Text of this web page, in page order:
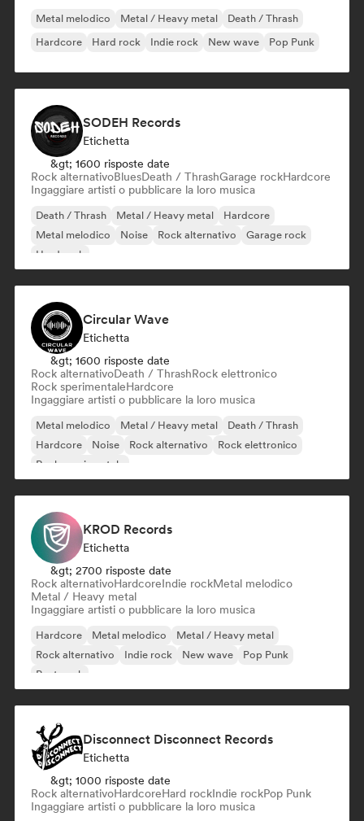
Metal melodico Metal / Heavy metal
Death / Thrash
Hardcore
Hard rock Indie rock New wave Pop Punk
SODEH Records
Etichetta
&gt; 1600 risposte date
Rock alternativoBluesDeath / ThrashGarage rockHardcore
Ingaggiare artisti o pubblicare la loro musica
Death / Thrash Metal / Heavy metal
Hardcore
Metal melodico
Noise Rock alternativo
Garage rock
Hard rock
Circular Wave
Etichetta
&gt; 1600 risposte date
Rock alternativoDeath / ThrashRock elettronico
Rock sperimentaleHardcore
Ingaggiare artisti o pubblicare la loro musica
Metal melodico Metal / Heavy metal
Death / Thrash
Hardcore
Noise Rock alternativo
Rock elettronico
Rock sperimentale
KROD Records
Etichetta
&gt; 2700 risposte date
Rock alternativoHardcoreIndie rockMetal melodico
Metal / Heavy metal
Ingaggiare artisti o pubblicare la loro musica
Hardcore Metal melodico
Metal / Heavy metal
Rock alternativo
Indie rock New wave
Pop Punk
Post punk
Disconnect Disconnect Records
Etichetta
&gt; 1000 risposte date
Rock alternativoHardcoreHard rockIndie rockPop Punk
Ingaggiare artisti o pubblicare la loro musica